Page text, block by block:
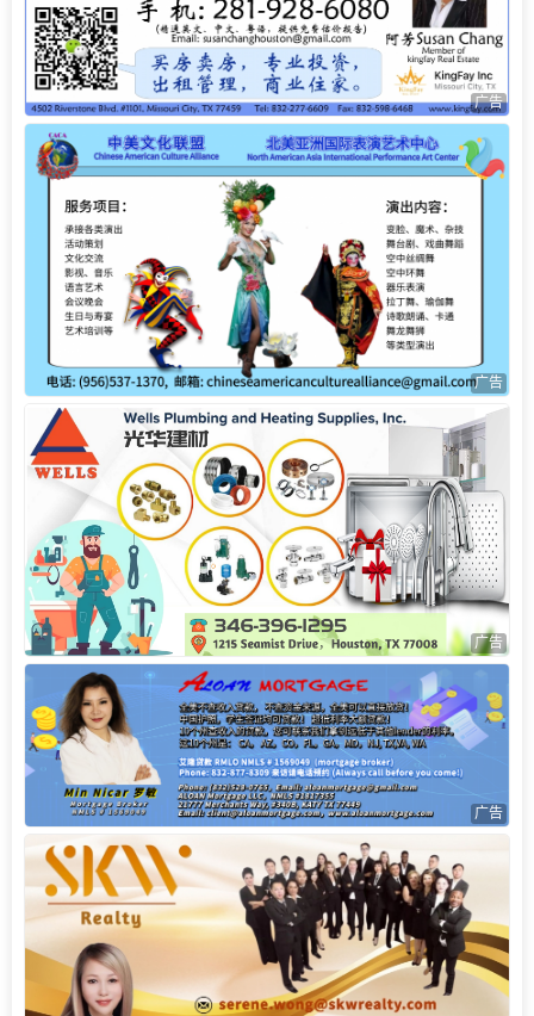
广告
广告
广告
广告